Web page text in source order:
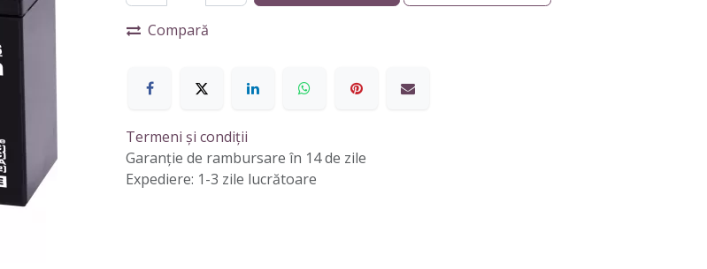
Compară
Termeni și condiții
Garanție de rambursare în 14 de zile
Expediere: 1-3 zile lucrătoare